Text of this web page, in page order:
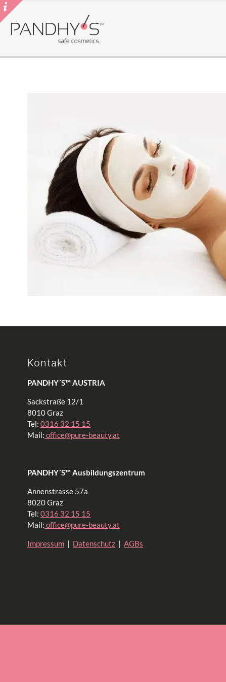
Kontakt
PANDHY´S™ AUSTRIA
Sackstraße 12/1
8010 Graz
Tel: 0316 32 15 15
Mail: office@pure-beauty.at
PANDHY´S™ Ausbildungszentrum
Annenstrasse 57a
8020 Graz
Tel: 0316 32 15 15
Mail: office@pure-beauty.at
Impressum | Datenschutz | AGBs